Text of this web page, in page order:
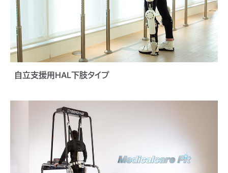
自立支援用HAL下肢タイプ